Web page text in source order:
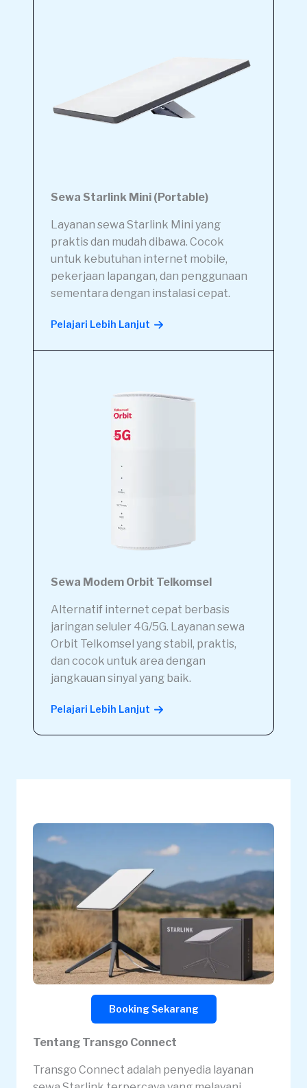
Sewa Starlink Mini (Portable)
Layanan sewa Starlink Mini yang
praktis dan mudah dibawa. Cocok
untuk kebutuhan internet mobile,
pekerjaan lapangan, dan penggunaan
sementara dengan instalasi cepat.
Pelajari Lebih Lanjut
Sewa Modem Orbit Telkomsel
Alternatif internet cepat berbasis
jaringan seluler 4G/5G. Layanan sewa
Orbit Telkomsel yang stabil, praktis,
dan cocok untuk area dengan
jangkauan sinyal yang baik.
Pelajari Lebih Lanjut
Booking Sekarang
Tentang Transgo Connect
Transgo Connect adalah penyedia layanan